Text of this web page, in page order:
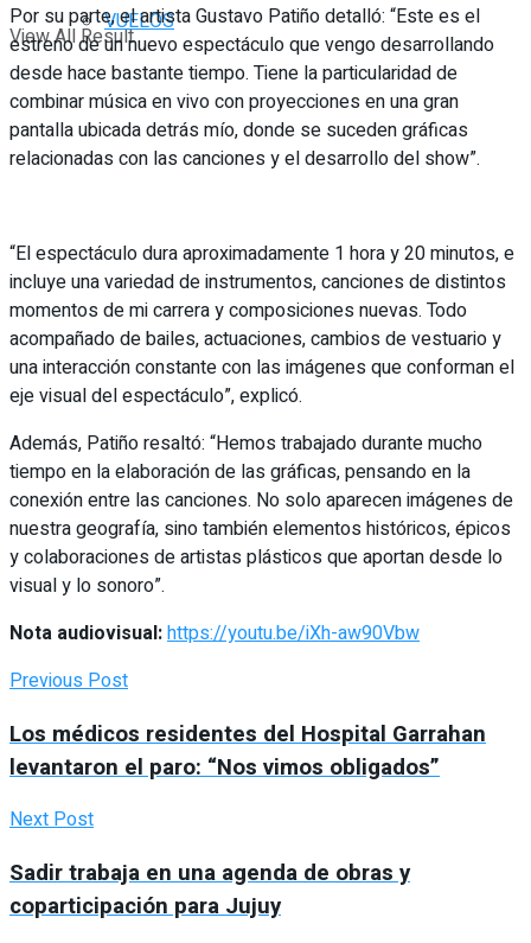
View All Result
VUELOS
Por su parte, el artista Gustavo Patiño detalló: “Este es el
estreno de un nuevo espectáculo que vengo desarrollando
desde hace bastante tiempo. Tiene la particularidad de
combinar música en vivo con proyecciones en una gran
pantalla ubicada detrás mío, donde se suceden gráficas
relacionadas con las canciones y el desarrollo del show”.
“El espectáculo dura aproximadamente 1 hora y 20 minutos, e
incluye una variedad de instrumentos, canciones de distintos
momentos de mi carrera y composiciones nuevas. Todo
acompañado de bailes, actuaciones, cambios de vestuario y
una interacción constante con las imágenes que conforman el
eje visual del espectáculo”, explicó.
Además, Patiño resaltó: “Hemos trabajado durante mucho
tiempo en la elaboración de las gráficas, pensando en la
conexión entre las canciones. No solo aparecen imágenes de
nuestra geografía, sino también elementos históricos, épicos
y colaboraciones de artistas plásticos que aportan desde lo
visual y lo sonoro”.
Nota audiovisual:https://youtu.be/iXh-aw90Vbw
Previous Post
Los médicos residentes del Hospital Garrahan
levantaron el paro: “Nos vimos obligados”
Next Post
Sadir trabaja en una agenda de obras y
coparticipación para Jujuy